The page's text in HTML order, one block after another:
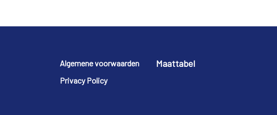
Footer
Algemene voorwaarden
Privacy Policy
Maattabel